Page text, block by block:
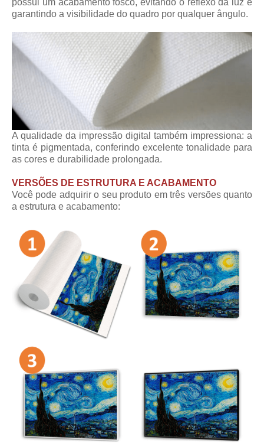
possui um acabamento fosco, evitando o reflexo da luz e
garantindo a visibilidade do quadro por qualquer ângulo.
A qualidade da impressão digital também impressiona: a
tinta é pigmentada, conferindo excelente tonalidade para
as cores e durabilidade prolongada.
VERSÕES DE ESTRUTURA E ACABAMENTO
Você pode adquirir o seu produto em três versões quanto
a estrutura e acabamento: